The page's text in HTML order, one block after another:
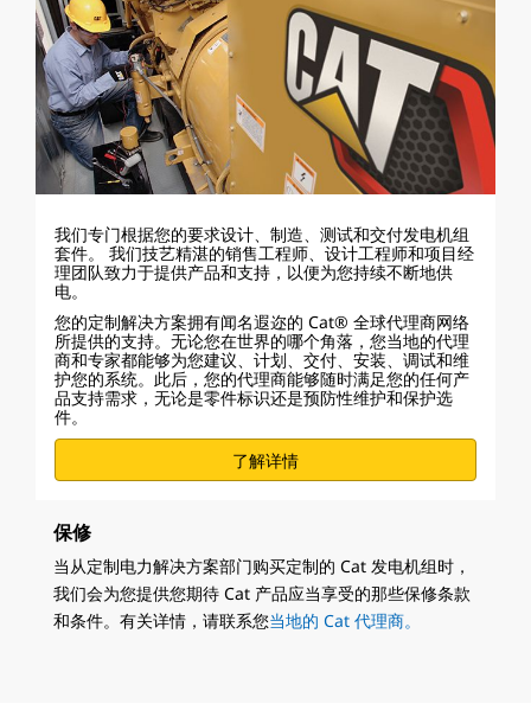
我们专门根据您的要求设计、制造、测试和交付发电机组
套件。 我们技艺精湛的销售工程师、设计工程师和项目经
理团队致力于提供产品和支持，以便为您持续不断地供
电。
您的定制解决方案拥有闻名遐迩的 Cat® 全球代理商网络
所提供的支持。无论您在世界的哪个角落，您当地的代理
商和专家都能够为您建议、计划、交付、安装、调试和维
护您的系统。此后，您的代理商能够随时满足您的任何产
品支持需求，无论是零件标识还是预防性维护和保护选
件。
了解详情
保修
当从定制电力解决方案部门购买定制的 Cat 发电机组时，
我们会为您提供您期待 Cat 产品应当享受的那些保修条款
和条件。有关详情，请联系您当地的 Cat 代理商。